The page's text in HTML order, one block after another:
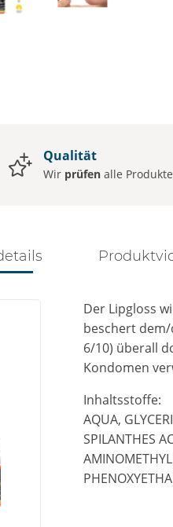
Qualität
Wir prüfen alle
Der Lipgloss
beschert
6/10) überall
Kondomen
Inhaltsstoffe:
AQUA,
SPILANTHES